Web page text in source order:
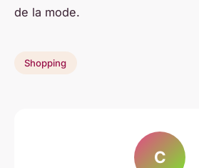
de la mode.
Shopping
C